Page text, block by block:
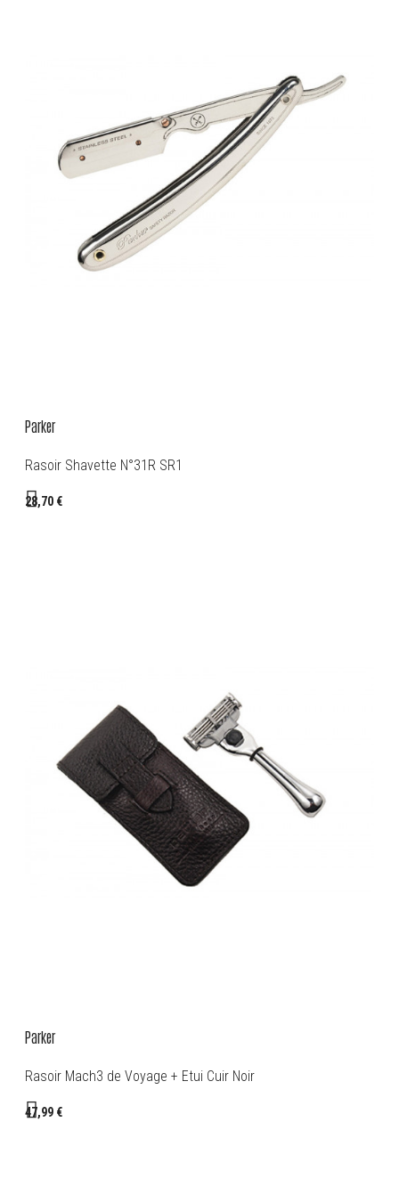
Parker
Rasoir Shavette N°31R SR1
28,70 €
Parker
Rasoir Mach3 de Voyage + Etui Cuir Noir
47,99 €